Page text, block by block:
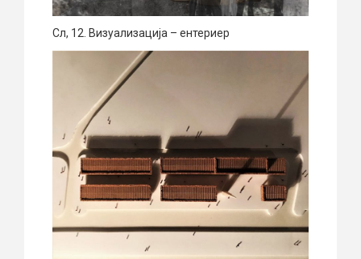
Сл, 12. Визуализација – ентериер